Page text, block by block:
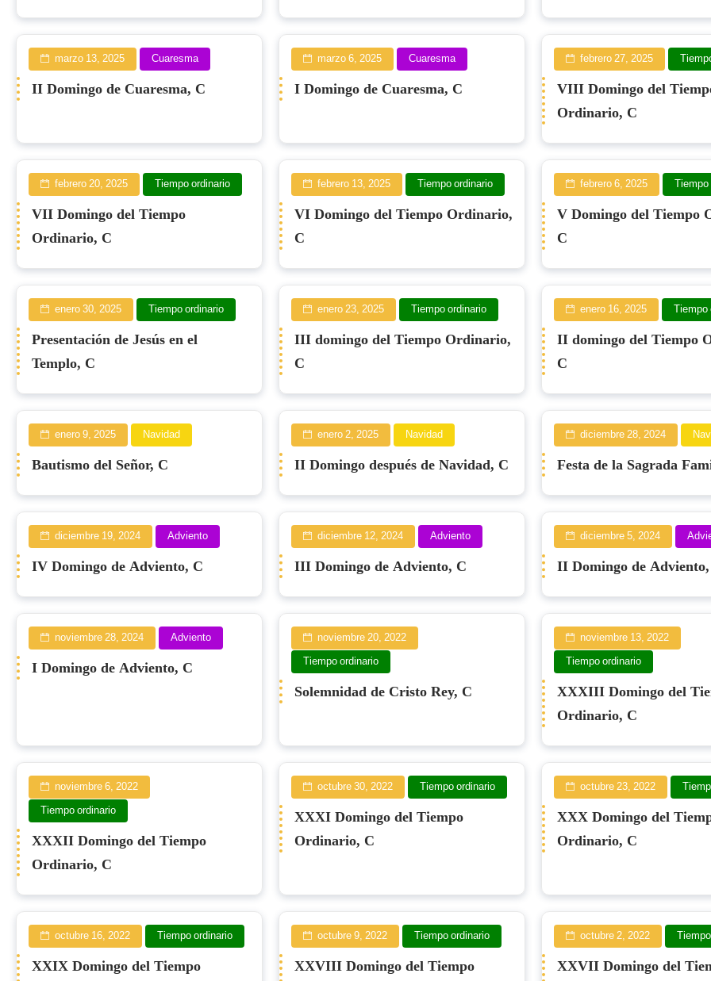
marzo 13, 2025 Cuaresma
II Domingo de Cuaresma, C
marzo 6, 2025 Cuaresma
I Domingo de Cuaresma, C
febrero 27, 2025
VIII Domingo del
Ordinario, C
febrero 20, 2025 Tiempo ordinario
VII Domingo del Tiempo
Ordinario, C
febrero 13, 2025 Tiempo ordinario
VI Domingo del Tiempo Ordinario,
C
febrero 6, 2025
V Domingo del Tiempo
C
enero 30, 2025 Tiempo ordinario
Presentación de Jesús en el
Templo, C
enero 23, 2025 Tiempo ordinario
III domingo del Tiempo Ordinario,
C
enero 16, 2025
II domingo del Tiempo
C
enero 9, 2025 Navidad
Bautismo del Señor, C
enero 2, 2025 Navidad
II Domingo después de Navidad, C
diciembre 28, 2024
Festa de la Sagrada
diciembre 19, 2024 Adviento
IV Domingo de Adviento, C
diciembre 12, 2024 Adviento
III Domingo de Adviento, C
diciembre 5, 2024
II Domingo de
noviembre 28, 2024 Adviento
I Domingo de Adviento, C
noviembre 20, 2022
Tiempo ordinario
Solemnidad de Cristo Rey, C
noviembre 13, 2022
Tiempo ordinario
XXXIII Domingo del
Ordinario, C
noviembre 6, 2022
Tiempo ordinario
XXXII Domingo del Tiempo
Ordinario, C
octubre 30, 2022 Tiempo ordinario
XXXI Domingo del Tiempo
Ordinario, C
octubre 23, 2022
XXX Domingo del
Ordinario, C
octubre 16, 2022 Tiempo ordinario
XXIX Domingo del Tiempo
octubre 9, 2022 Tiempo ordinario
XXVIII Domingo del Tiempo
octubre 2, 2022
XXVII Domingo del